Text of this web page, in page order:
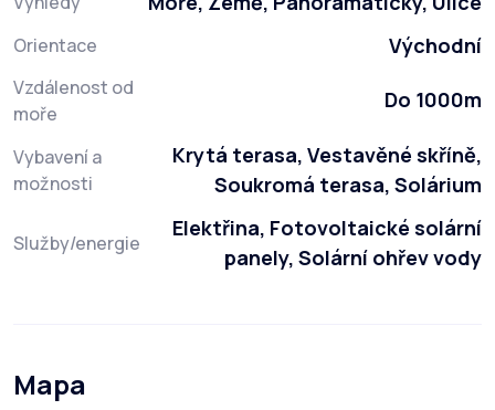
Orientace Východní
Vzdálenost od
moře
Do 1000m
Vybavení a
možnosti
Krytá terasa, Vestavěné skříně,
Soukromá terasa, Solárium
Služby/energie
Elektřina, Fotovoltaické solární
panely, Solární ohřev vody
Mapa